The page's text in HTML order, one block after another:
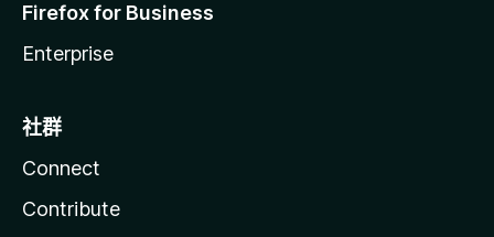
Firefox for Business
Enterprise
社群
Connect
Contribute